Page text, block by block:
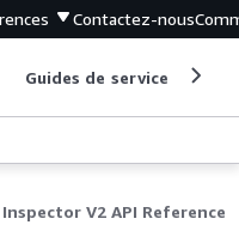
Contactez-nous
Guides de service
Inspector V2 API Reference